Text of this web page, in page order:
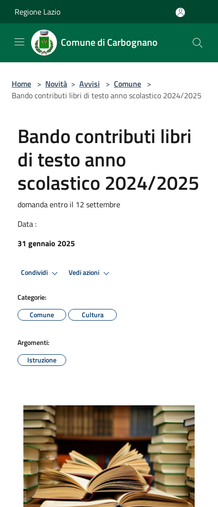
Regione Lazio
Comune di Carbognano
Home > Novità > Avvisi > Comune >
Bando contributi libri di testo anno scolastico 2024/2025
Bando contributi libri
di testo anno
scolastico 2024/2025
domanda entro il 12 settembre
Data :
31 gennaio 2025
Condividi Vedi azioni
Categorie:
Comune
Cultura
Argomenti:
Istruzione